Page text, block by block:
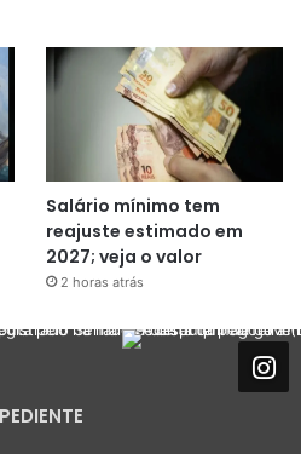
Salário mínimo tem
reajuste estimado em
2027; veja o valor
2 horas atrás